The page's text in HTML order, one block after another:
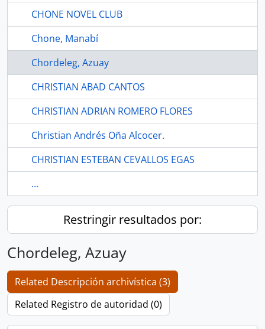
CHONE NOVEL CLUB
Chone, Manabí
Chordeleg, Azuay
CHRISTIAN ABAD CANTOS
CHRISTIAN ADRIAN ROMERO FLORES
Christian Andrés Oña Alcocer.
CHRISTIAN ESTEBAN CEVALLOS EGAS
...
Restringir resultados por:
Chordeleg, Azuay
Related Descripción archivística (3)
Related Registro de autoridad (0)